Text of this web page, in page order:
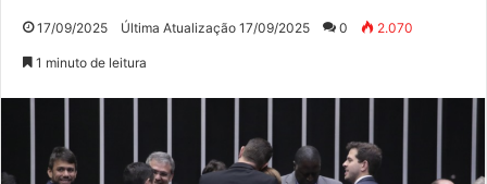
17/09/2025 Última Atualização 17/09/2025 0 2.070
1 minuto de leitura